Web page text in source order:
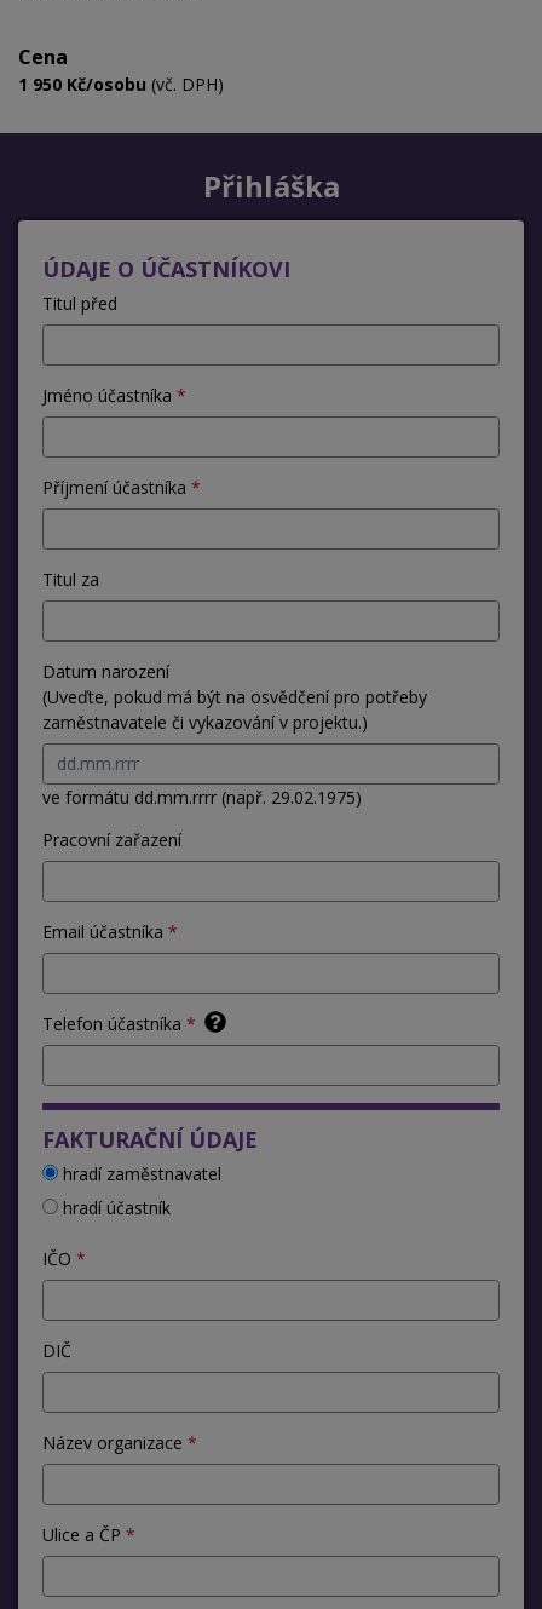
Cena
1 950 Kč/osobu (vč. DPH)
Přihláška
ÚDAJE O ÚČASTNÍKOVI
Titul před
Jméno účastníka
Příjmení účastníka
Titul za
Datum narození
(Uveďte, pokud má být na osvědčení pro potřeby
zaměstnavatele či vykazování v projektu.)
ve formátu dd.mm.rrrr (např. 29.02.1975)
Pracovní zařazení
Email účastníka
Telefon účastníka
FAKTURAČNÍ ÚDAJE
hradí zaměstnavatel
hradí účastník
IČO
DIČ
Název organizace
Ulice a ČP